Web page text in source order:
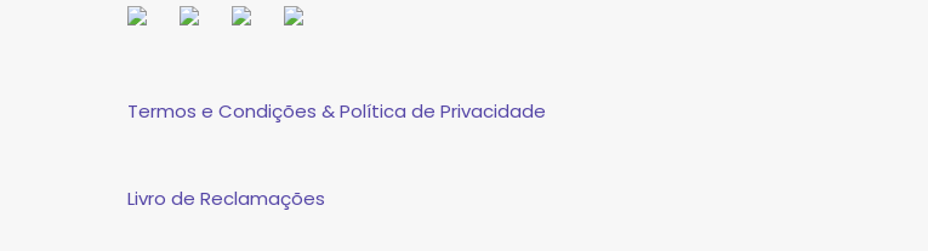
Termos e Condições & Política de Privacidade
Livro de Reclamações